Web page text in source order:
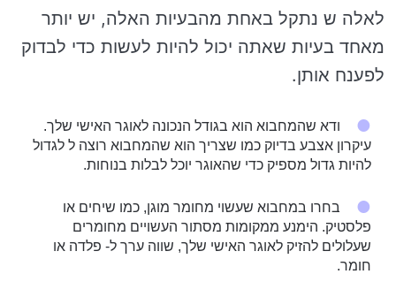
לאלה ש נתקל באחת מהבעיות האלה, יש יותר
מאחד בעיות שאתה יכול להיות לעשות כדי לבדוק
לפענח אותן.
ודא שהמחבוא הוא בגודל הנכונה לאוגר האישי שלך.
עיקרון אצבע בדיוק כמו שצריך הוא שהמחבוא רוצה ל לגדול
להיות גדול מספיק כדי שהאוגר יוכל לבלות בנוחות.
בחרו במחבוא שעשוי מחומר מוגן, כמו שיחים ​​או
פלסטיק. הימנע ממקומות מסתור העשויים מחומרים
שעלולים להזיק לאוגר האישי שלך, שווה ערך ל- פלדה או
חומר.